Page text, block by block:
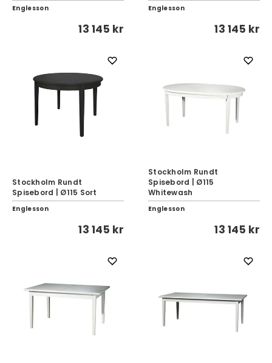
Englesson
13 145 kr
Englesson
13 145 kr
Stockholm Rundt
Spisebord | Ø115 Sort
Englesson
13 145 kr
Stockholm Rundt
Spisebord | Ø115
Whitewash
Englesson
13 145 kr